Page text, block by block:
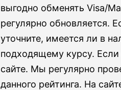
выгодно обменять Visa/
регулярно обновляется.
уточните, имеется ли в
подходящему курсу.
сайте. Мы регулярно
данного рейтинга. На